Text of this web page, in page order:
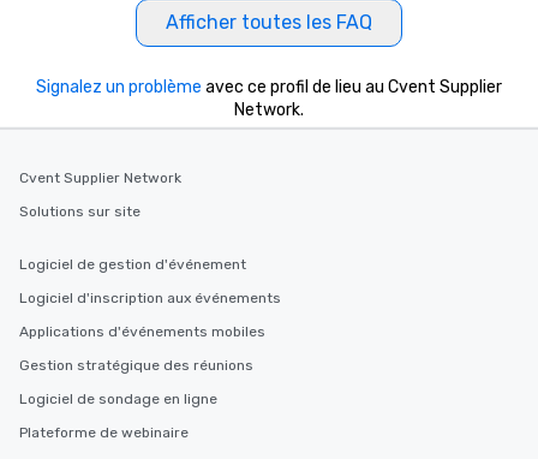
Afficher toutes les FAQ
Signalez un problème avec ce profil de lieu au Cvent Supplier
Network.
Cvent Supplier Network
Solutions sur site
Logiciel de gestion d'événement
Logiciel d'inscription aux événements
Applications d'événements mobiles
Gestion stratégique des réunions
Logiciel de sondage en ligne
Plateforme de webinaire